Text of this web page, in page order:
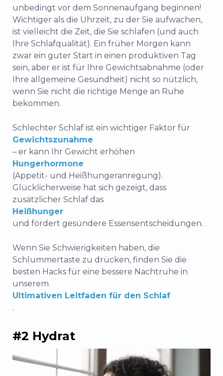
unbedingt vor dem Sonnenaufgang beginnen!
Wichtiger als die Uhrzeit, zu der Sie aufwachen,
ist vielleicht die Zeit, die Sie schlafen (und auch
Ihre Schlafqualität). Ein früher Morgen kann
zwar ein guter Start in einen produktiven Tag
sein, aber er ist für Ihre Gewichtsabnahme (oder
Ihre allgemeine Gesundheit) nicht so nützlich,
wenn Sie nicht die richtige Menge an Ruhe
bekommen.
Schlechter Schlaf ist ein wichtiger Faktor für
Gewichtszunahme
– er kann Ihr Gewicht erhöhen
Hungerhormone
(Appetit- und Heißhungeranregung).
Glücklicherweise hat sich gezeigt, dass
zusätzlicher Schlaf das
Heißhunger
und fördert gesündere Essensentscheidungen.
Wenn Sie Schwierigkeiten haben, die
Schlummertaste zu drücken, finden Sie die
besten Hacks für eine bessere Nachtruhe in
unserem
Ultimativen Leitfaden für den Schlaf
.
#2 Hydrat